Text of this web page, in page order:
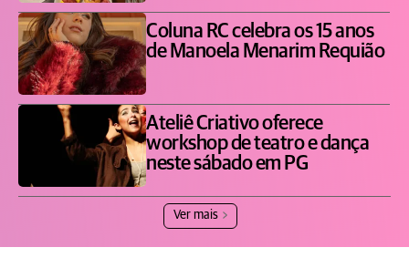
Coluna RC celebra os 15 anos
de Manoela Menarim Requião
Ateliê Criativo oferece
workshop de teatro e dança
neste sábado em PG
Ver mais